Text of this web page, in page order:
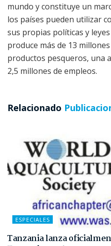
mundo y constituye un
los países pueden utilizar
sus propias políticas y
produce más de 13
productos pesqueros, una
2,5 millones de empleos.
Relacionado
ESPECIALES
Tanzania lanza